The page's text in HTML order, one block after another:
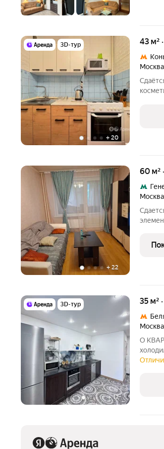
3D-тур
+ 20
43
Москва
+ 22
60
Москва
3D-тур
+17
35
Москва
О КВАРТИРЕ Техника: